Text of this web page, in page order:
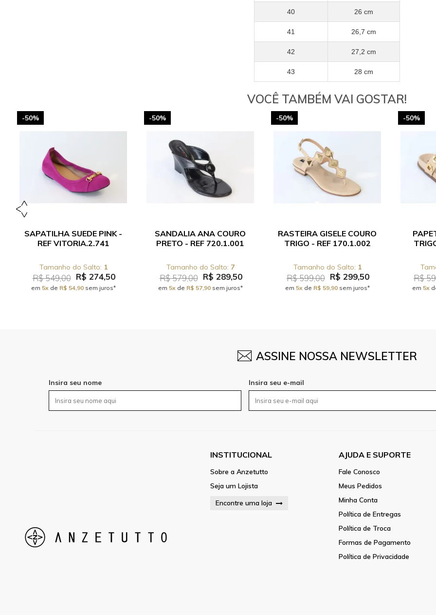
40 26 cm
41 26,7 cm
42 27,2 cm
43 28 cm
VOCÊ TAMBÉM VAI GOSTAR!
-50%
SAPATILHA SUEDE PINK -
REF VITORIA.2.741
1
R$ 549,00 R$ 274,50
em 5xde R$ 54,90sem juros*
-50%
SANDALIA ANA COURO
PRETO - REF 720.1.001
7
R$ 579,00 R$ 289,50
em 5xde R$ 57,90sem juros*
-50%
RASTEIRA GISELE COURO
TRIGO - REF 170.1.002
1
R$ 599,00 R$ 299,50
em 5xde R$ 59,90sem juros*
-50%
R$
em 5x
ASSINE NOSSA NEWSLETTER
Insira seu nome Insira seu e-mail
INSTITUCIONAL
Sobre a Anzetutto
Seja um Lojista
Encontre uma loja
AJUDA E SUPORTE
Fale Conosco
Meus Pedidos
Minha Conta
Política de Entregas
Política de Troca
Formas de Pagamento
Política de Privacidade